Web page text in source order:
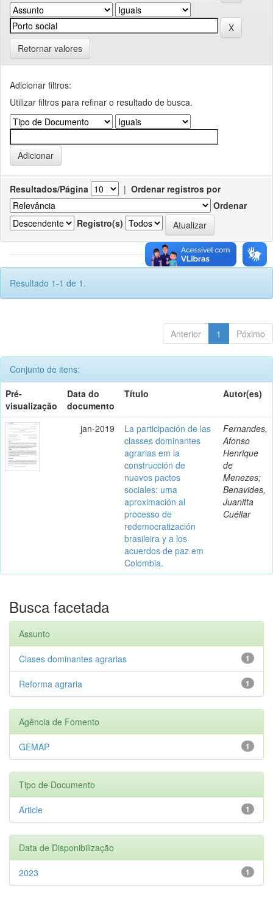
Retornar valores
Adicionar filtros:
Utilizar filtros para refinar o resultado de busca.
Resultados/Página | Ordenar registros por
Ordenar
Registro(s)
Resultado 1-1 de 1.
Anterior 1 Póximo
Conjunto de itens:
Pré-
visualização
Data do
documento
Título Autor(es)
jan-2019
La participación de las
classes dominantes
agrarias em la
construcción de
nuevos pactos
sociales: uma
aproximación al
processo de
redemocratización
brasileira y a los
acuerdos de paz em
Colombia.
Fernandes,
Afonso
Henrique
de
Menezes;
Benavides,
Juanitta
Cuéllar
Busca facetada
Assunto
1
Clases dominantes agrarias
1
Reforma agraria
Agência de Fomento
1
GEMAP
Tipo de Documento
1
Article
Data de Disponibilização
1
2023